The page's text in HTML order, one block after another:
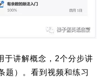
于讲解概念，2个分步讲
题）。看到视频和练习